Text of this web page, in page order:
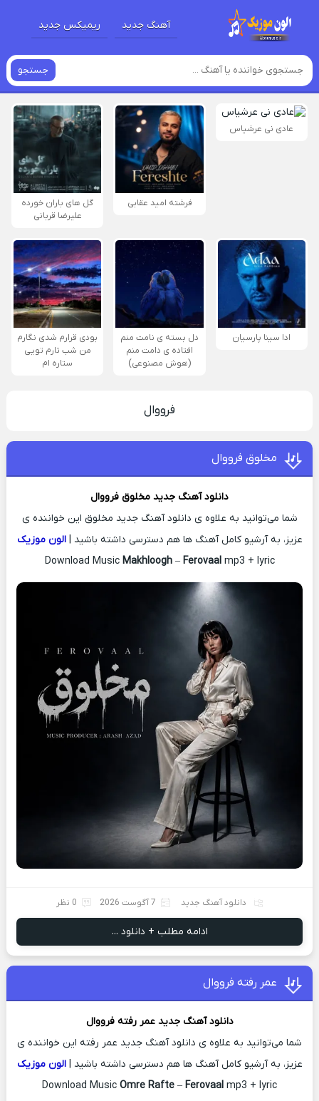
آهنگ جدید ریمیکس جدید
جستجو
عادی نی عرشیاس
فرشته امید عقابی
گل های باران خورده
علیرضا قربانی
ادا سینا پارسیان
دل بسته ی نامت منم
افتاده ی دامت منم
(هوش مصنوعی)
بودی قرارم شدی نگارم
من شب تارم تویی
ستاره ام
فرووال
مخلوق فرووال
دانلود آهنگ جدید مخلوق فرووال
شما می‌توانید به علاوه ی دانلود آهنگ جدید مخلوق این خواننده ی
عزیز، به آرشیو کامل آهنگ ها هم دسترسی داشته باشید |الون موزیک
Download Music Makhloogh– Ferovaalmp3 + lyric
دانلود آهنگ جدید 7 آگوست 2026 0 نظر
ادامه مطلب + دانلود ...
عمر رفته فرووال
دانلود آهنگ جدید عمر رفتهفرووال
شما می‌توانید به علاوه ی دانلود آهنگ جدید عمر رفته این خواننده ی
عزیز، به آرشیو کامل آهنگ ها هم دسترسی داشته باشید |الون موزیک
Download Music Omre Rafte – Ferovaal mp3 + lyric